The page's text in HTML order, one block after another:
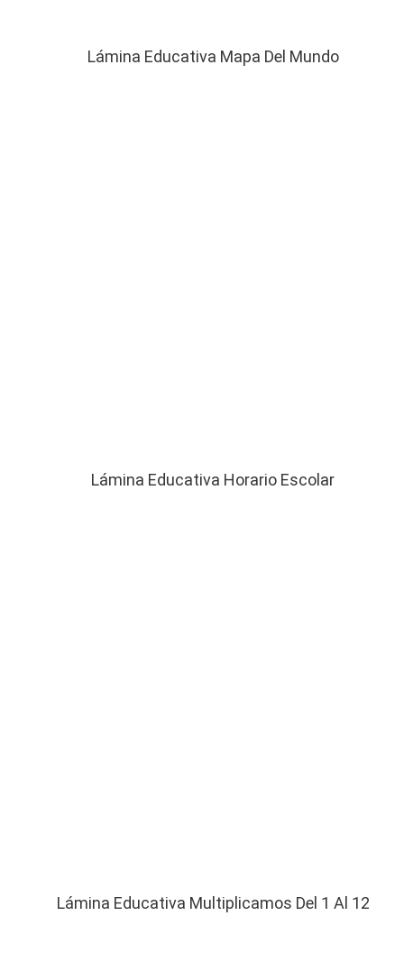
Lámina Educativa Mapa Del Mundo
Lámina Educativa Horario Escolar
Lámina Educativa Multiplicamos Del 1 Al 12